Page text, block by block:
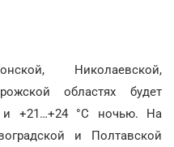
Николаевской,
областях будет
+21…+24 °С ночью. На
и Полтавской